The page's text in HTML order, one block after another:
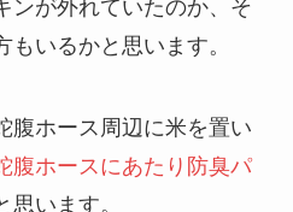
ンが外れていたのか、そ
いるかと思います。
腹ホース周辺に米を置い
腹ホースにあたり防臭パ
思います。